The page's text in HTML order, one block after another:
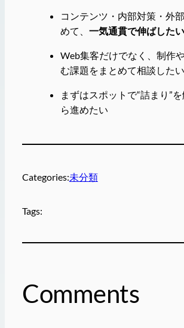
コンテンツ・内部対策・外
めて、 一気通貫で伸ばしたい
Web集客だけでなく、制作
む課題をまとめて相談したい
まずはスポットで“詰まり”
ら進めたい
Categories:未分類
Tags:
Comments